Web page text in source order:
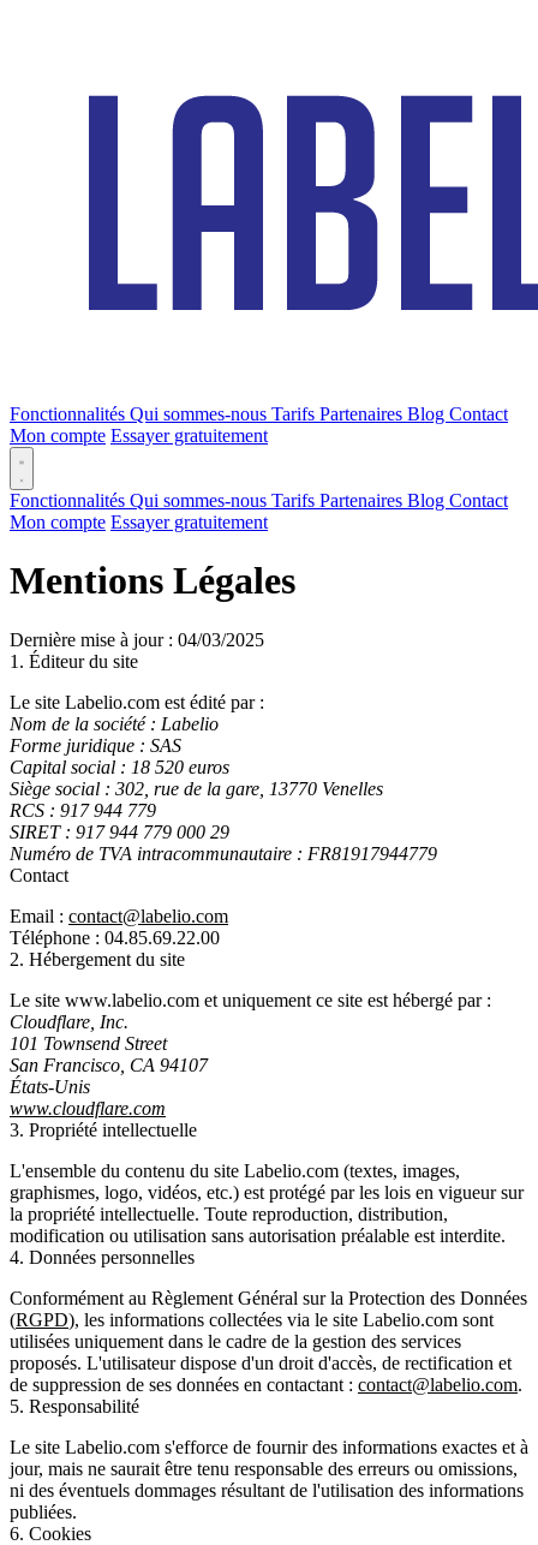
Fonctionnalités Qui sommes-nous Tarifs Partenaires Blog Contact
Mon compte Essayer gratuitement
Fonctionnalités Qui sommes-nous Tarifs Partenaires Blog Contact
Mon compte Essayer gratuitement
Mentions Légales
Dernière mise à jour : 04/03/2025
1. Éditeur du site
Le site Labelio.com est édité par :
Nom de la société : Labelio
Forme juridique : SAS
Capital social : 18 520 euros
Siège social : 302, rue de la gare, 13770 Venelles
RCS : 917 944 779
SIRET : 917 944 779 000 29
Numéro de TVA intracommunautaire : FR81917944779
Contact
Email : contact@labelio.com
Téléphone : 04.85.69.22.00
2. Hébergement du site
Le site www.labelio.com et uniquement ce site est hébergé par :
Cloudflare, Inc.
101 Townsend Street
San Francisco, CA 94107
États-Unis
www.cloudflare.com
3. Propriété intellectuelle
L'ensemble du contenu du site Labelio.com (textes, images,
graphismes, logo, vidéos, etc.) est protégé par les lois en vigueur sur
la propriété intellectuelle. Toute reproduction, distribution,
modification ou utilisation sans autorisation préalable est interdite.
4. Données personnelles
Conformément au Règlement Général sur la Protection des Données
(RGPD), les informations collectées via le site Labelio.com sont
utilisées uniquement dans le cadre de la gestion des services
proposés. L'utilisateur dispose d'un droit d'accès, de rectification et
de suppression de ses données en contactant : contact@labelio.com.
5. Responsabilité
Le site Labelio.com s'efforce de fournir des informations exactes et à
jour, mais ne saurait être tenu responsable des erreurs ou omissions,
ni des éventuels dommages résultant de l'utilisation des informations
publiées.
6. Cookies